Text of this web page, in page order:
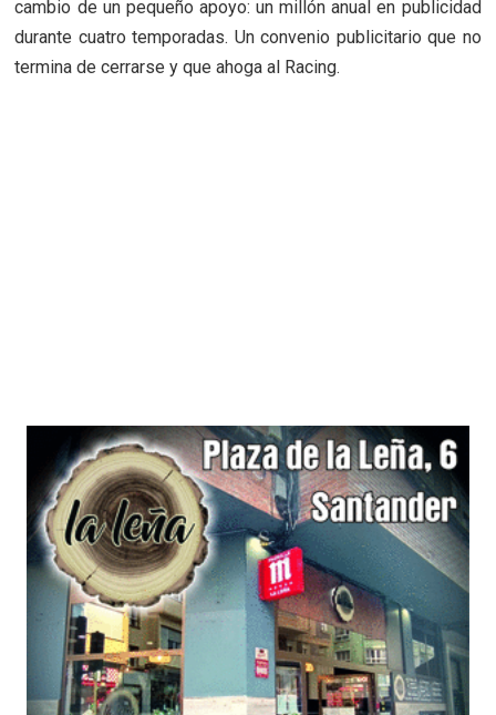
cambio de un pequeño apoyo: un millón anual en publicidad
durante cuatro temporadas. Un convenio publicitario que no
termina de cerrarse y que ahoga al Racing.